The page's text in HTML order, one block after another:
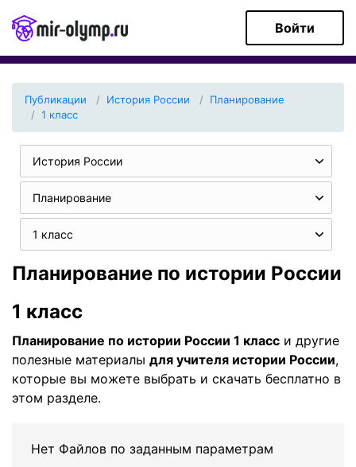
Войти
Публикации История России
Планирование
1 класс
История России
Планирование
1 класс
Планирование по истории России
1 класс
Планирование по истории России 1 класс и другие
полезные материалы для учителя истории России,
которые вы можете выбрать и скачать бесплатно в
этом разделе.
Нет Файлов по заданным параметрам